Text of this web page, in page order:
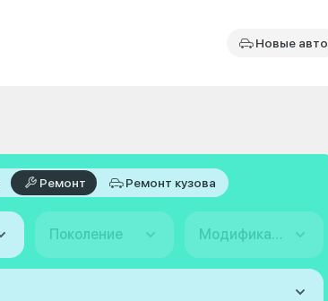
Новые авто
Ремонт Ремонт кузова
Поколение Модификация